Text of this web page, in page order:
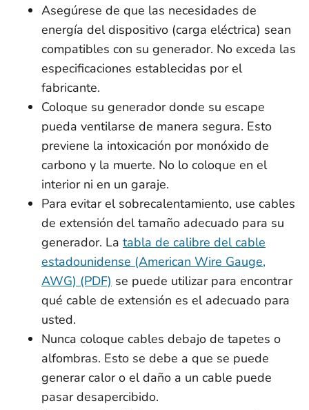
Asegúrese de que las necesidades de
energía del dispositivo (carga eléctrica) sean
compatibles con su generador. No exceda las
especificaciones establecidas por el
fabricante.
Coloque su generador donde su escape
pueda ventilarse de manera segura. Esto
previene la intoxicación por monóxido de
carbono y la muerte. No lo coloque en el
interior ni en un garaje.
Para evitar el sobrecalentamiento, use cables
de extensión del tamaño adecuado para su
generador. La tabla de calibre del cable
estadounidense (American Wire Gauge,
AWG) (PDF) se puede utilizar para encontrar
qué cable de extensión es el adecuado para
usted.
Nunca coloque cables debajo de tapetes o
alfombras. Esto se debe a que se puede
generar calor o el daño a un cable puede
pasar desapercibido.